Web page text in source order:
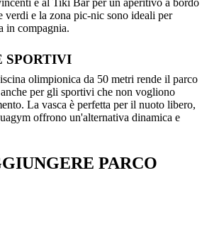
verdi e la zona pic-nic sono ideali per
in compagnia.
SPORTIVI
olimpionica da 50 metri rende il parco
per gli sportivi che non vogliono
La vasca è perfetta per il nuoto libero,
offrono un'alternativa dinamica e
PARCO